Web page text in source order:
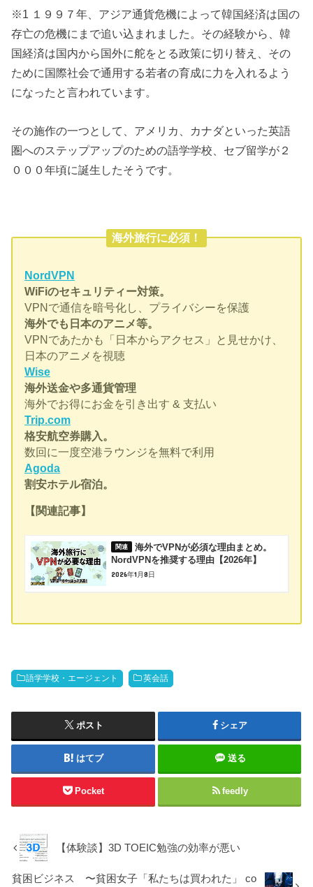
※1 １９９７年、アジア通貨危機によって韓国経済は国の
存亡の危機にまで追い込まれました。その経験から、韓
国経済は国内から国外に舵をとる政策に切り替え、その
ために国際社会で通用する若者の育成に力を入れるよう
になったと言われています。
その施作の一つとして、アメリカ、カナダといった英語
圏へのステップアップのための語学学校、セブ留学が２
０００年頃に誕生したそうです。
海外旅行に必須！
NordVPN
WiFiのセキュリティー対策。
VPNで通信を暗号化し、プライバシーを保護
海外でも日本のアニメ等。
VPNであたかも「日本からアクセス」と見せかけ、
日本のアニメを視聴
Wise
海外送金や多通貨管理
海外でお得にお金を引き出す & 支払い
Trip.com
格安航空券購入。
数回に一度空港ラウンジを無料で利用
Agoda
割安ホテル宿泊。
【関連記事】
海外でVPNが必須な理由まとめ。
NordVPNを推奨する理由【2026年】
2026年1月8日
語学学校・エージェント 英会話
ポスト シェア
はてブ 送る
Pocket feedly
【体験談】3D TOEIC勉強の効率が悪い
貧困ビジネス 〜貧困女子「私たちは買われた」 co